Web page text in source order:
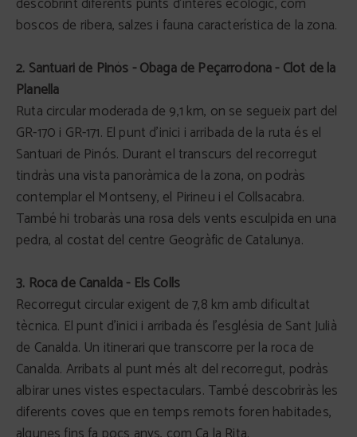
boscos de ribera, salzes i fauna característica de la zona.
2. Santuari de Pinós - Obaga de Peçarrodona - Clot de la
Planella
Ruta circular moderada de 9,1 km, on se segueix part del
GR-170 i GR-171. El punt d’inici i arribada de la ruta és el
Santuari de Pinós. Durant el transcurs del recorregut
tindràs una vista panoràmica de la zona, on podràs
contemplar el Montseny, el Pirineu i el Collsacabra.
També hi trobaràs una rosa dels vents esculpida en una
pedra, al costat del centre Geogràfic de Catalunya.
3. Roca de Canalda - Els Colls
Recorregut circular exigent de 7,8 km amb dificultat
tècnica. El punt d’inici i arribada és l’església de Sant Julià
de Canalda. Un itinerari que transcorre per la roca de
Canalda. Arribats al punt més alt del recorregut, podràs
albirar unes vistes espectaculars. També descobriràs les
diferents coves que en temps remots foren habitades,